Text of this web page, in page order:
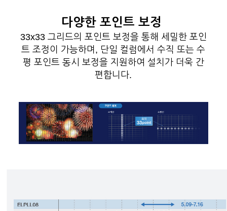
다양한 포인트 보정
33x33 그리드의 포인트 보정을 통해 세밀한 포인
트 조정이 가능하며, 단일 컬럼에서 수직 또는 수
평 포인트 동시 보정을 지원하여 설치가 더욱 간
편합니다.